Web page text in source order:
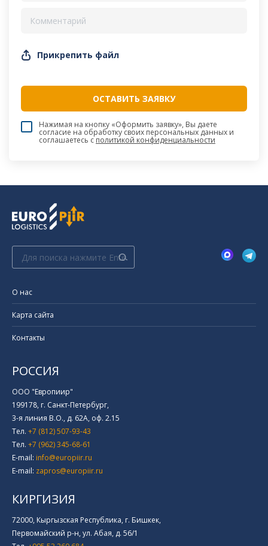
Прикрепить файл
Нажимая на кнопку «Оформить заявку», Вы даете
согласие на обработку своих персональных данных и
соглашаетесь cполитикой конфиденциальности
Поиск:
РОССИЯ
ООО "Европиир"
199178, г. Санкт-Петербург,
3-я линия В.О., д. 62А, оф. 2.15
Тел. +7 (812) 507-93-43
Тел. +7 (962) 345-68-61
E-mail: info@europiir.ru
E-mail: zapros@europiir.ru
КИРГИЗИЯ
72000, Кыргызская Республика, г. Бишкек,
Первомайский р-н, ул. Абая, д. 56/1
О нас
Карта сайта
Контакты